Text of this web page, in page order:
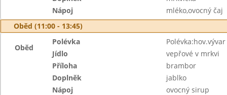
Nápoj
mléko,ovocný čaj
Oběd (11:00 - 13:45)
Oběd
Polévka
Jídlo
vepřové v mrkvi
Příloha
brambor
Doplněk
jablko
Nápoj
ovocný sirup